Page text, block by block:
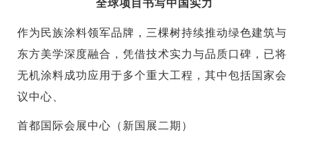
全球项目书写中国实力
作为民族涂料领军品牌，三棵树持续推动绿色建筑与
东方美学深度融合，凭借技术实力与品质口碑，已将
无机涂料成功应用于多个重大工程，其中包括国家会
议中心、
首都国际会展中心（新国展二期）